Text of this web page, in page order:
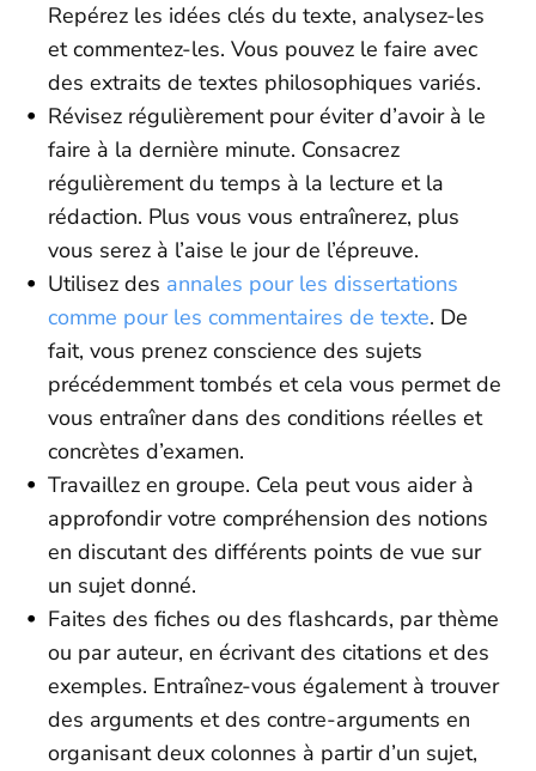
Repérez les idées clés du texte, analysez-les
et commentez-les. Vous pouvez le faire avec
des extraits de textes philosophiques variés.
Révisez régulièrement pour éviter d’avoir à le
faire à la dernière minute. Consacrez
régulièrement du temps à la lecture et la
rédaction. Plus vous vous entraînerez, plus
vous serez à l’aise le jour de l’épreuve.
Utilisez des annales pour les dissertations
comme pour les commentaires de texte. De
fait, vous prenez conscience des sujets
précédemment tombés et cela vous permet de
vous entraîner dans des conditions réelles et
concrètes d’examen.
Travaillez en groupe. Cela peut vous aider à
approfondir votre compréhension des notions
en discutant des différents points de vue sur
un sujet donné.
Faites des fiches ou des flashcards, par thème
ou par auteur, en écrivant des citations et des
exemples. Entraînez-vous également à trouver
des arguments et des contre-arguments en
organisant deux colonnes à partir d’un sujet,